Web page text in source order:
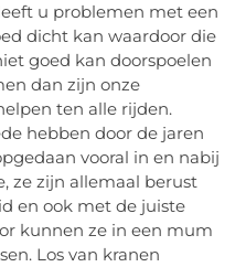
u problemen met een
dicht kan waardoor die
goed kan doorspoelen
dan zijn onze
ten alle rijden.
hebben door de jaren
vooral in en nabij
ze zijn allemaal berust
en ook met de juiste
kunnen ze in een mum
Los van kranen